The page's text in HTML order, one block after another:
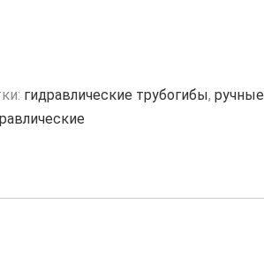
гидравлические трубогибы,ручные